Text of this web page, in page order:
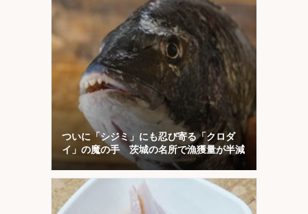
ついに「シジミ」にも忍び寄る「クロダ
イ」の魔の手 茨城の名所で漁獲量が半減